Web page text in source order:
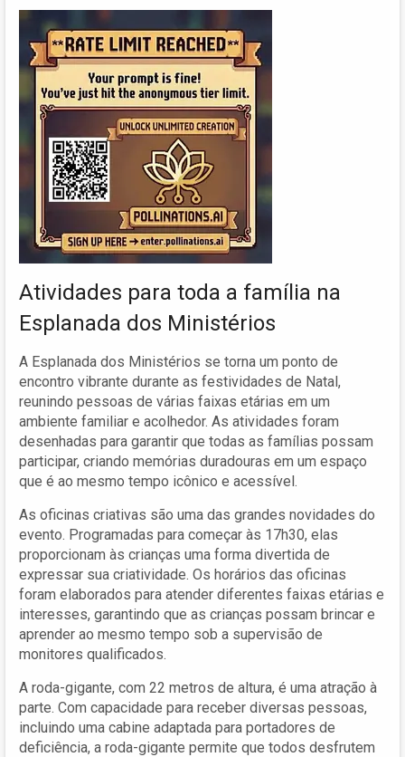
Atividades para toda a família na
Esplanada dos Ministérios
A Esplanada dos Ministérios se torna um ponto de
encontro vibrante durante as festividades de Natal,
reunindo pessoas de várias faixas etárias em um
ambiente familiar e acolhedor. As atividades foram
desenhadas para garantir que todas as famílias possam
participar, criando memórias duradouras em um espaço
que é ao mesmo tempo icônico e acessível.
As oficinas criativas são uma das grandes novidades do
evento. Programadas para começar às 17h30, elas
proporcionam às crianças uma forma divertida de
expressar sua criatividade. Os horários das oficinas
foram elaborados para atender diferentes faixas etárias e
interesses, garantindo que as crianças possam brincar e
aprender ao mesmo tempo sob a supervisão de
monitores qualificados.
A roda-gigante, com 22 metros de altura, é uma atração à
parte. Com capacidade para receber diversas pessoas,
incluindo uma cabine adaptada para portadores de
deficiência, a roda-gigante permite que todos desfrutem